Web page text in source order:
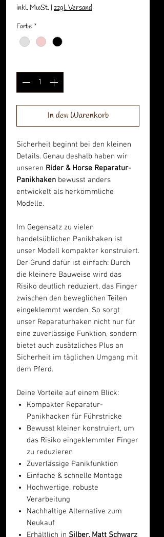
inkl. MwSt.| zzgl. Versand
Farbe *
In den Warenkorb
Sicherheit beginnt bei den kleinen
Details. Genau deshalb haben wir
unseren Rider & Horse Reparatur-
Panikhaken bewusst anders
entwickelt als herkömmliche
Modelle.
Im Gegensatz zu vielen
handelsüblichen Panikhaken ist
unser Modell kompakter konstruiert.
Der Grund dafür ist einfach: Durch
die kleinere Bauweise wird das
Risiko deutlich reduziert, das Finger
zwischen den beweglichen Teilen
eingeklemmt werden. So sorgt
unser Reparaturhaken nicht nur für
eine zuverlässige Funktion, sondern
bietet auch zusätzliches Plus an
Sicherheit im täglichen Umgang mit
dem Pferd.
Deine Vorteile auf einem Blick:
Kompakter Reparatur-
Panikhacken für Führstricke
Bewusst kleiner konstruiert, um
das Risiko eingeklemmter Finger
zu reduzieren
Zuverlässige Panikfunktion
Einfache & schnelle Montage
Hochwertige, robuste
Verarbeitung
Nachhaltige Alternative zum
Neukauf
Erhältlich in Silber, Matt Schwarz